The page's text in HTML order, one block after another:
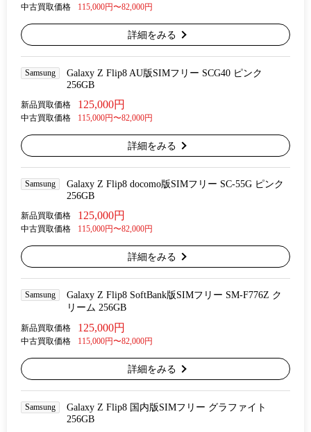
中古買取価格 115,000円〜82,000円
詳細をみる
Samsung
Galaxy Z Flip8 AU版SIMフリー SCG40 ピンク
256GB
新品買取価格 125,000円
中古買取価格 115,000円〜82,000円
詳細をみる
Samsung
Galaxy Z Flip8 docomo版SIMフリー SC-55G ピンク
256GB
新品買取価格 125,000円
中古買取価格 115,000円〜82,000円
詳細をみる
Samsung
Galaxy Z Flip8 SoftBank版SIMフリー SM-F776Z ク
リーム 256GB
新品買取価格 125,000円
中古買取価格 115,000円〜82,000円
詳細をみる
Samsung
Galaxy Z Flip8 国内版SIMフリー グラファイト
256GB